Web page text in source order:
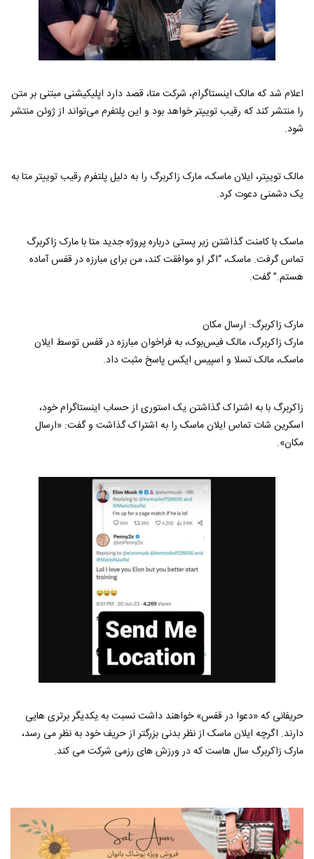
اعلام شد که مالک اینستاگرام، شرکت متا، قصد دارد اپلیکیشنی مبتنی بر متن
را منتشر کند که رقیب توییتر خواهد بود و این پلتفرم می‌تواند از ژوئن منتشر
شود.
مالک توییتر، ایلان ماسک، مارک زاکربرگ را به دلیل پلتفرم رقیب توییتر متا به
یک دشمنی دعوت کرد.
ماسک با کامنت گذاشتن زیر پستی درباره پروژه جدید متا با مارک زاکربرگ
تماس گرفت. ماسک، “اگر او موافقت کند، من برای مبارزه در قفس آماده
هستم.” گفت.
مارک زاکربرگ: ارسال مکان
مارک زاکربرگ، مالک فیس‌بوک، به فراخوان مبارزه در قفس توسط ایلان
ماسک، مالک تسلا و اسپیس ایکس پاسخ مثبت داد.
زاکربرگ با به اشتراک گذاشتن یک استوری از حساب اینستاگرام خود،
اسکرین شات تماس ایلان ماسک را به اشتراک گذاشت و گفت: «ارسال
مکان».
حریفانی که «دعوا در قفس» خواهند داشت نسبت به یکدیگر برتری هایی
دارند. اگرچه ایلان ماسک از نظر بدنی بزرگتر از حریف خود به نظر می رسد،
مارک زاکربرگ سال هاست که در ورزش های رزمی شرکت می کند.